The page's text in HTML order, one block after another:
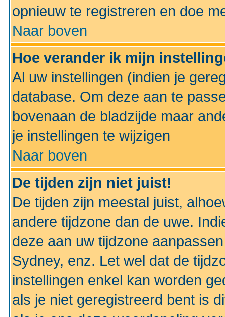
opnieuw te registreren en doe
Naar boven
Hoe verander ik mijn
Al uw instellingen (indien je
database. Om deze aan te
bovenaan de bladzijde maar
je instellingen te wijzigen
Naar boven
De tijden zijn niet juist!
De tijden zijn meestal juist,
andere tijdzone dan de uwe.
deze aan uw tijdzone
Sydney, enz. Let wel dat de
instellingen enkel kan worden
als je niet geregistreerd bent is